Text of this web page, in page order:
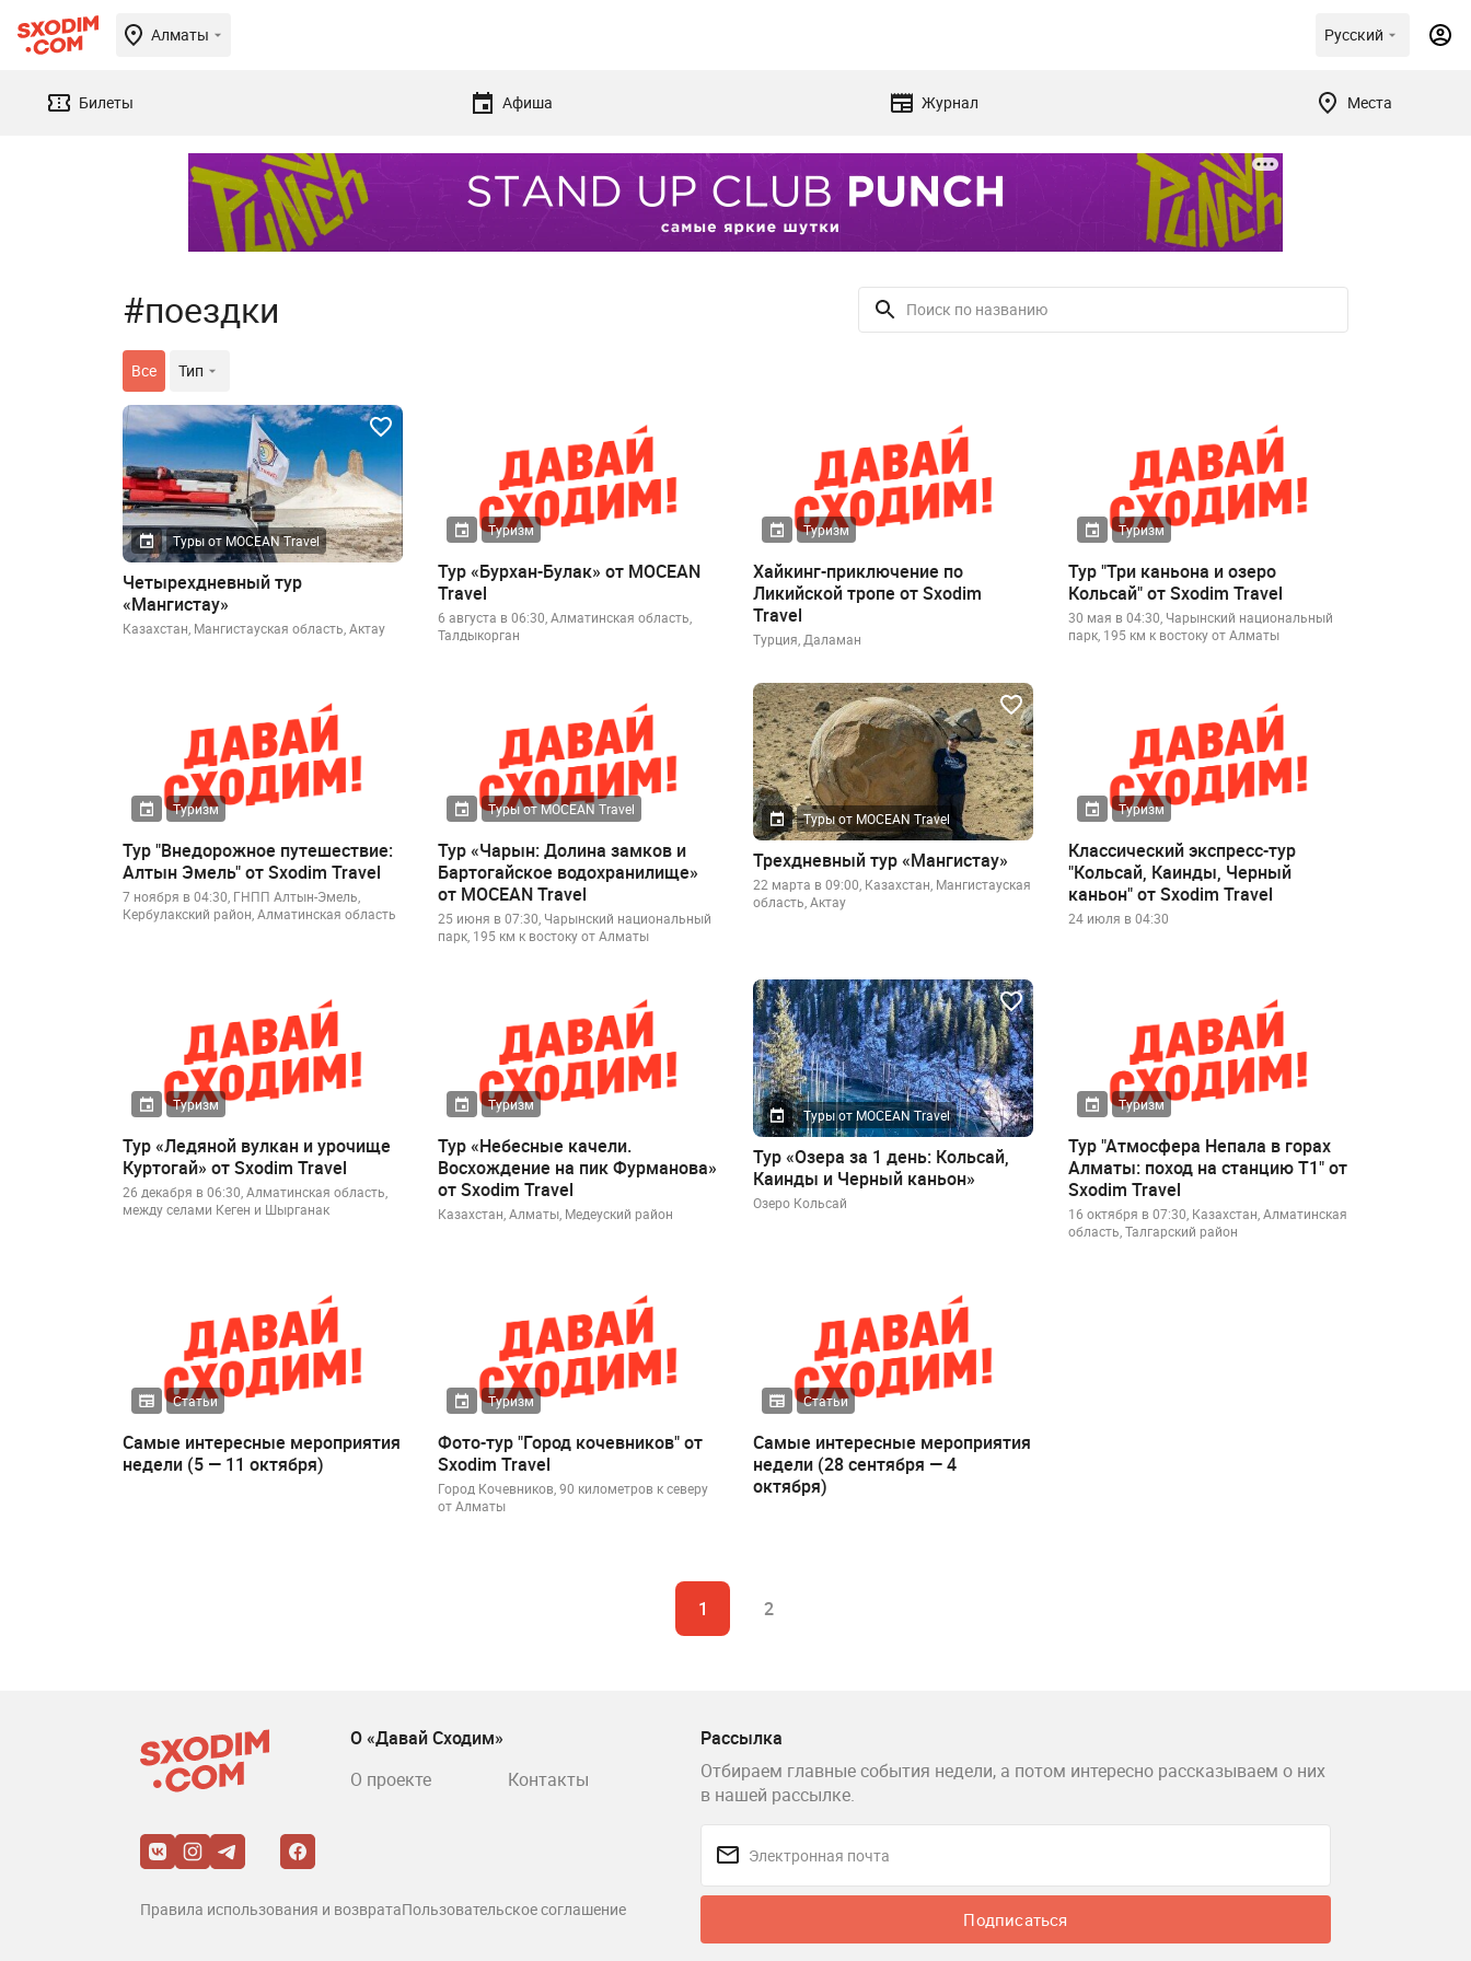
Алматы Русский
Билеты Афиша Журнал Места
#поездки
Все Тип
Туры от MOCEAN Travel
Четырехдневный тур
«Мангистау»
Казахстан, Мангистауская область, Актау
Туризм
Тур «Бурхан-Булак» от MOCEAN
Travel
6 августа в 06:30, Алматинская область,
Талдыкорган
Туризм
Хайкинг-приключение по
Ликийской тропе от Sxodim
Travel
Турция, Даламан
Туризм
Тур "Три каньона и озеро
Кольсай" от Sxodim Travel
30 мая в 04:30, Чарынский национальный
парк, 195 км к востоку от Алматы
Туризм
Тур "Внедорожное путешествие:
Алтын Эмель" от Sxodim Travel
7 ноября в 04:30, ГНПП Алтын-Эмель,
Кербулакский район, Алматинская область
Туры от MOCEAN Travel
Тур «Чарын: Долина замков и
Бартогайское водохранилище»
от MOCEAN Travel
25 июня в 07:30, Чарынский национальный
парк, 195 км к востоку от Алматы
Туры от MOCEAN Travel
Трехдневный тур «Мангистау»
22 марта в 09:00, Казахстан, Мангистауская
область, Актау
Туризм
Классический экспресс-тур
"Кольсай, Каинды, Черный
каньон" от Sxodim Travel
24 июля в 04:30
Туризм
Тур «Ледяной вулкан и урочище
Куртогай» от Sxodim Travel
26 декабря в 06:30, Алматинская область,
между селами Кеген и Шырганак
Туризм
Тур «Небесные качели.
Восхождение на пик Фурманова»
от Sxodim Travel
Казахстан, Алматы, Медеуский район
Туры от MOCEAN Travel
Тур «Озера за 1 день: Кольсай,
Каинды и Черный каньон»
Озеро Кольсай
Туризм
Тур "Атмосфера Непала в горах
Алматы: поход на станцию Т1" от
Sxodim Travel
16 октября в 07:30, Казахстан, Алматинская
область, Талгарский район
Статьи
Самые интересные мероприятия
недели (5 — 11 октября)
Туризм
Фото-тур "Город кочевников" от
Sxodim Travel
Город Кочевников, 90 километров к северу
от Алматы
Статьи
Самые интересные мероприятия
недели (28 сентября — 4
октября)
1 2
Рассылка
Отбираем главные события недели, а потом интересно рассказываем о них
в нашей рассылке.
Подписаться
О «Давай Сходим»
О проекте
Контакты
Правила использования и возвратаПользовательское соглашение